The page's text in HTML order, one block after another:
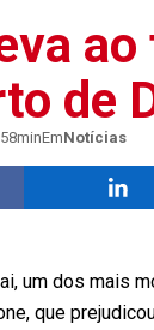
de
EmNotícias
um dos mais
que